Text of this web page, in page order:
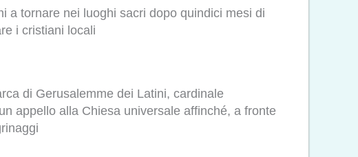
a tornare nei luoghi sacri dopo quindici mesi di
i cristiani locali
di Gerusalemme dei Latini, cardinale
appello alla Chiesa universale affinché, a fronte